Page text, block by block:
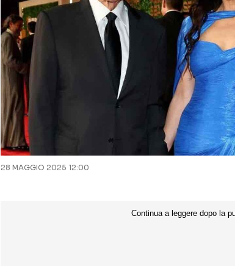
28 MAGGIO 2025 12:00